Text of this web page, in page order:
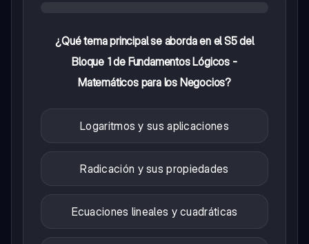
¿Qué tema principal se aborda en el S5 del
Bloque 1 de Fundamentos Lógicos -
Matemáticos para los Negocios?
Logaritmos y sus aplicaciones
Radicación y sus propiedades
Ecuaciones lineales y cuadráticas